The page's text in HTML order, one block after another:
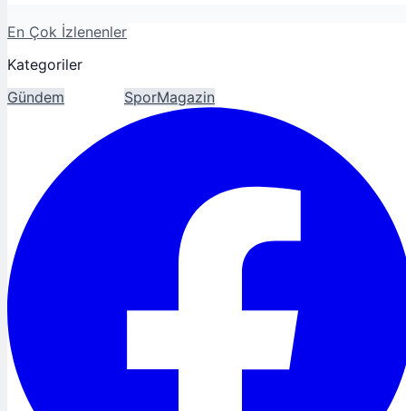
En Çok İzlenenler
Kategoriler
Gündem
SporMagazin